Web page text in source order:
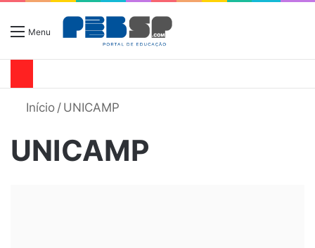
Menu
Início / UNICAMP
UNICAMP